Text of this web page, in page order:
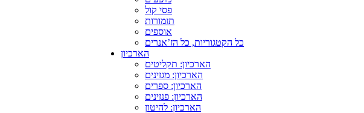
פסי קול
תזמורות
אוספים
כל הקטגוריות, כל הז’אנרים
הארכיון
הארכיון: תקליטים
הארכיון: מגזינים
הארכיון: ספרים
הארכיון: פנזינים
הארכיון: להיטון